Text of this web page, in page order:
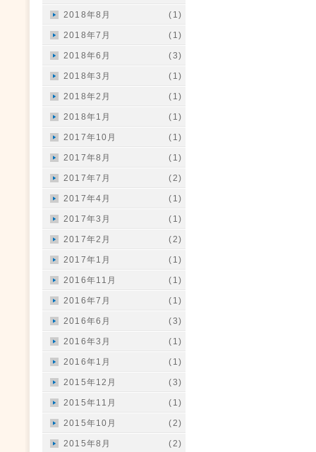
2018年8月 (1)
2018年7月 (1)
2018年6月 (3)
2018年3月 (1)
2018年2月 (1)
2018年1月 (1)
2017年10月 (1)
2017年8月 (1)
2017年7月 (2)
2017年4月 (1)
2017年3月 (1)
2017年2月 (2)
2017年1月 (1)
2016年11月 (1)
2016年7月 (1)
2016年6月 (3)
2016年3月 (1)
2016年1月 (1)
2015年12月 (3)
2015年11月 (1)
2015年10月 (2)
2015年8月 (2)